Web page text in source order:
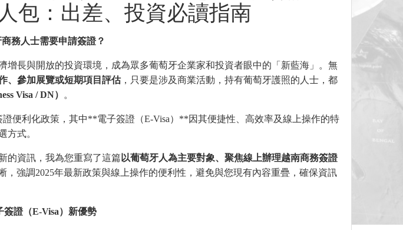
人包：出差、投資必讀指南
務人士需要申請簽證？
增長與開放的投資環境，成為眾多葡萄牙企業家和投資者眼中的「新藍海」。無
、參加展覽或短期項目評估，只要是涉及商業活動，持有葡萄牙護照的人士，都
Visa / DN） 。
證便利化政策，其中**電子簽證（E-Visa）**因其便捷性、高效率及線上操作的特
方式。
的資訊，我為您重寫了這篇以葡萄牙人為主要對象、聚焦線上辦理越南商務簽證
，強調2025年最新政策與線上操作的便利性，避免與您現有內容重疊，確保資訊
簽證（E-Visa）新優勢